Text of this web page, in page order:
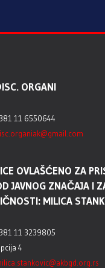
ORGANI
11 6550644
OVLAŠĆENO ZA
JAVNOG ZNAČAJA I
MILICA
11 3239805
4